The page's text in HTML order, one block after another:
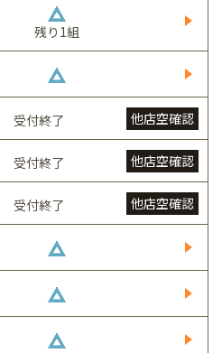
残り1組
受付終了 他店空確認
受付終了 他店空確認
受付終了 他店空確認